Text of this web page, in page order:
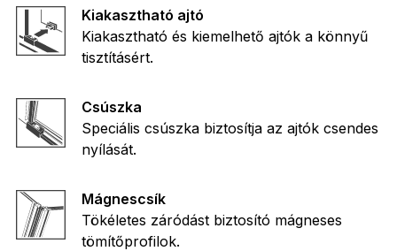
Kiakasztható ajtó
Kiakasztható és kiemelhető ajtók a könnyű
tisztításért.
Csúszka
Speciális csúszka biztosítja az ajtók csendes
nyílását.
Mágnescsík
Tökéletes záródást biztosító mágneses
tömítőprofilok.